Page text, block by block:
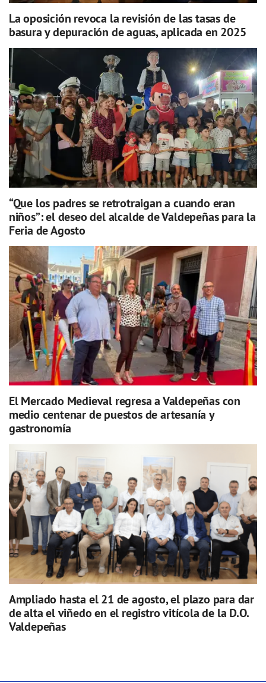
La oposición revoca la revisión de las tasas de
basura y depuración de aguas, aplicada en 2025
“Que los padres se retrotraigan a cuando eran
niños”: el deseo del alcalde de Valdepeñas para la
Feria de Agosto
El Mercado Medieval regresa a Valdepeñas con
medio centenar de puestos de artesanía y
gastronomía
Ampliado hasta el 21 de agosto, el plazo para dar
de alta el viñedo en el registro vitícola de la D.O.
Valdepeñas